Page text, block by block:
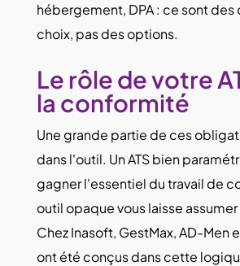
hébergement, DPA : ce sont des
choix, pas des options.
Le rôle de votre
la conformité
Une grande partie de ces
dans l'outil. Un ATS bien
gagner l'essentiel du travail de
outil opaque vous laisse
Chez Inasoft, GestMax, AD-Men
ont été conçus dans cette